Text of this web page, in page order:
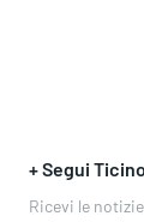
+ Segui
Ricevi le